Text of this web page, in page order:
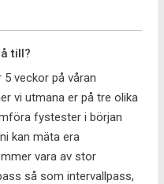
till?
veckor på våran
vi utmana er på tre olika
fystester i början
kan mäta era
vara av stor
så som intervallpass,